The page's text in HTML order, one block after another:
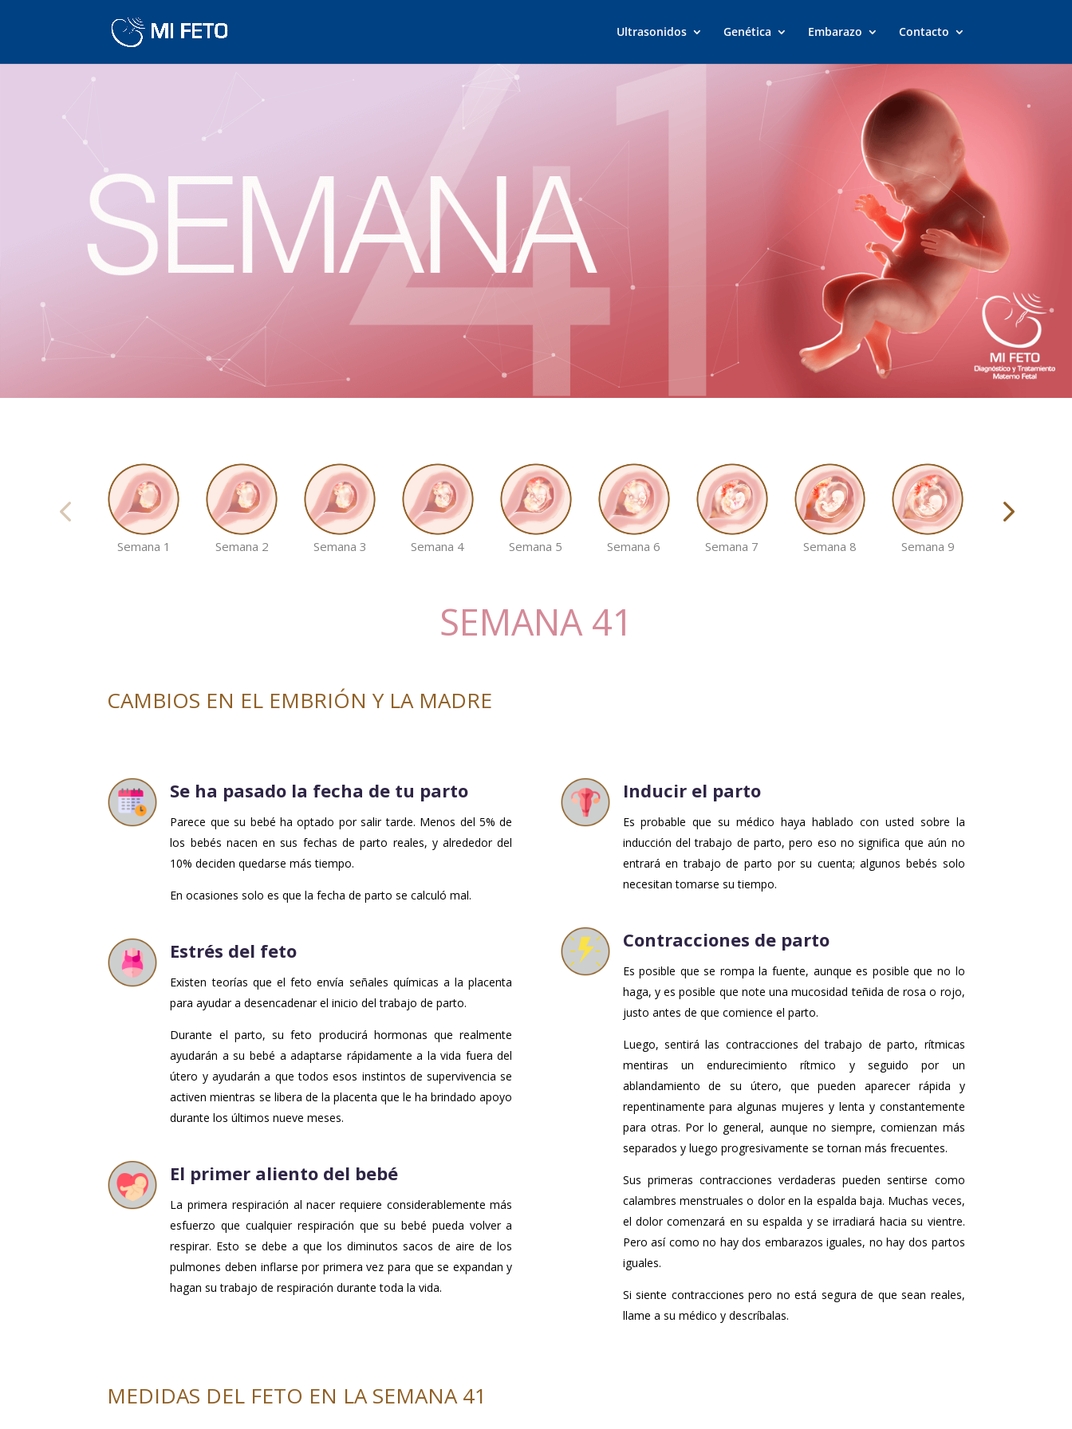
Ultrasonidos Genética Embarazo Contacto
Semana 1 Semana 2 Semana 3 Semana 4 Semana 5 Semana 6 Semana 7 Semana 8 Semana 9
SEMANA 41
CAMBIOS EN EL EMBRIÓN Y LA MADRE
Se ha pasado la fecha de tu parto
Parece que su bebé ha optado por salir tarde. Menos del 5% de
los bebés nacen en sus fechas de parto reales, y alrededor del
10% deciden quedarse más tiempo.
En ocasiones solo es que la fecha de parto se calculó mal.
Estrés del feto
Existen teorías que el feto envía señales químicas a la placenta
para ayudar a desencadenar el inicio del trabajo de parto.
Durante el parto, su feto producirá hormonas que realmente
ayudarán a su bebé a adaptarse rápidamente a la vida fuera del
útero y ayudarán a que todos esos instintos de supervivencia se
activen mientras se libera de la placenta que le ha brindado apoyo
durante los últimos nueve meses.
El primer aliento del bebé
La primera respiración al nacer requiere considerablemente más
esfuerzo que cualquier respiración que su bebé pueda volver a
respirar. Esto se debe a que los diminutos sacos de aire de los
pulmones deben inflarse por primera vez para que se expandan y
hagan su trabajo de respiración durante toda la vida.
Inducir el parto
Es probable que su médico haya hablado con usted sobre la
inducción del trabajo de parto, pero eso no significa que aún no
entrará en trabajo de parto por su cuenta; algunos bebés solo
necesitan tomarse su tiempo.
Contracciones de parto
Es posible que se rompa la fuente, aunque es posible que no lo
haga, y es posible que note una mucosidad teñida de rosa o rojo,
justo antes de que comience el parto.
Luego, sentirá las contracciones del trabajo de parto, rítmicas
mentiras un endurecimiento rítmico y seguido por un
ablandamiento de su útero, que pueden aparecer rápida y
repentinamente para algunas mujeres y lenta y constantemente
para otras. Por lo general, aunque no siempre, comienzan más
separados y luego progresivamente se tornan más frecuentes.
Sus primeras contracciones verdaderas pueden sentirse como
calambres menstruales o dolor en la espalda baja. Muchas veces,
el dolor comenzará en su espalda y se irradiará hacia su vientre.
Pero así como no hay dos embarazos iguales, no hay dos partos
iguales.
Si siente contracciones pero no está segura de que sean reales,
llame a su médico y descríbalas.
MEDIDAS DEL FETO EN LA SEMANA 41